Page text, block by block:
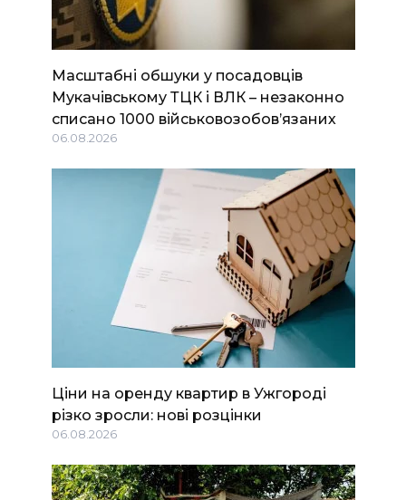
Масштабні обшуки у посадовців
Мукачівському ТЦК і ВЛК – незаконно
списано 1000 військовозобов’язаних
06.08.2026
Ціни на оренду квартир в Ужгороді
різко зросли: нові розцінки
06.08.2026